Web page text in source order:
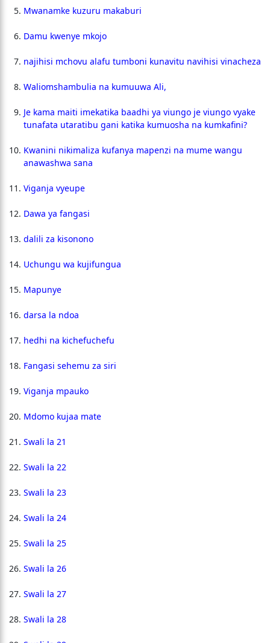
Mwanamke kuzuru makaburi
Damu kwenye mkojo
najihisi mchovu alafu tumboni kunavitu navihisi vinacheza
Waliomshambulia na kumuuwa Ali,
Je kama maiti imekatika baadhi ya viungo je viungo vyake
tunafata utaratibu gani katika kumuosha na kumkafini?
Kwanini nikimaliza kufanya mapenzi na mume wangu
anawashwa sana
Viganja vyeupe
Dawa ya fangasi
dalili za kisonono
Uchungu wa kujifungua
Mapunye
darsa la ndoa
hedhi na kichefuchefu
Fangasi sehemu za siri
Viganja mpauko
Mdomo kujaa mate
Swali la 21
Swali la 22
Swali la 23
Swali la 24
Swali la 25
Swali la 26
Swali la 27
Swali la 28